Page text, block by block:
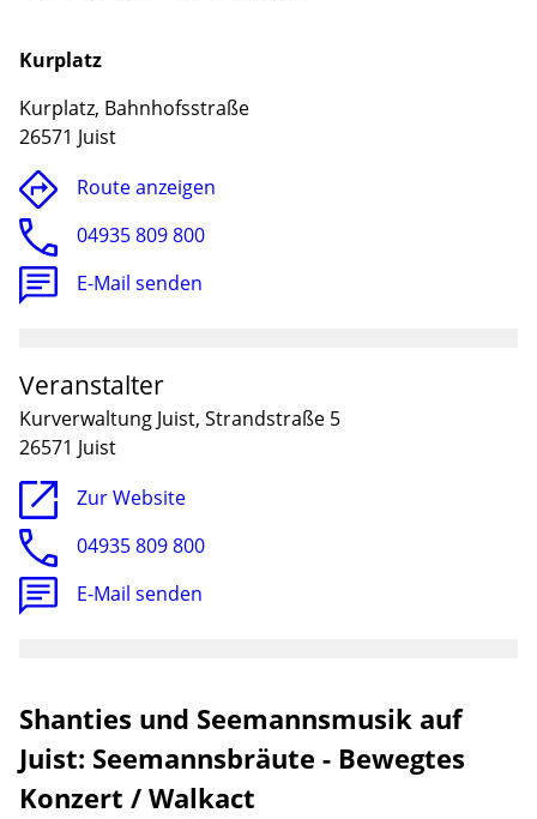
Shanties und Seemannsmusik auf
Juist: Seemannsbräute - Bewegtes
Konzert / Walkact
Kurplatz
Kurplatz, Bahnhofsstraße
26571 Juist
Route anzeigen
04935 809 800
E-Mail senden
Veranstalter
Kurverwaltung Juist, Strandstraße 5
26571 Juist
Zur Website
04935 809 800
E-Mail senden